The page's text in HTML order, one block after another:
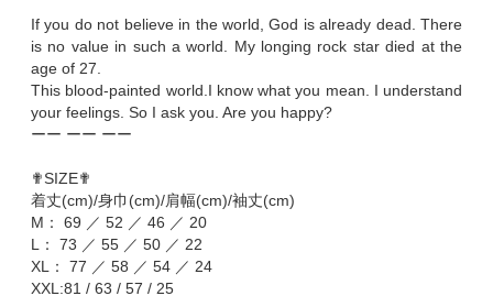
If you do not believe in the world, God is already dead. There
is no value in such a world. My longing rock star died at the
age of 27.
This blood-painted world.I know what you mean. I understand
your feelings. So I ask you. Are you happy?
ーー ーー ーー
✟SIZE✟
着丈(cm)/身巾(cm)/肩幅(cm)/袖丈(cm)
M： 69 ／ 52 ／ 46 ／ 20
L： 73 ／ 55 ／ 50 ／ 22
XL： 77 ／ 58 ／ 54 ／ 24
XXL:81 / 63 / 57 / 25